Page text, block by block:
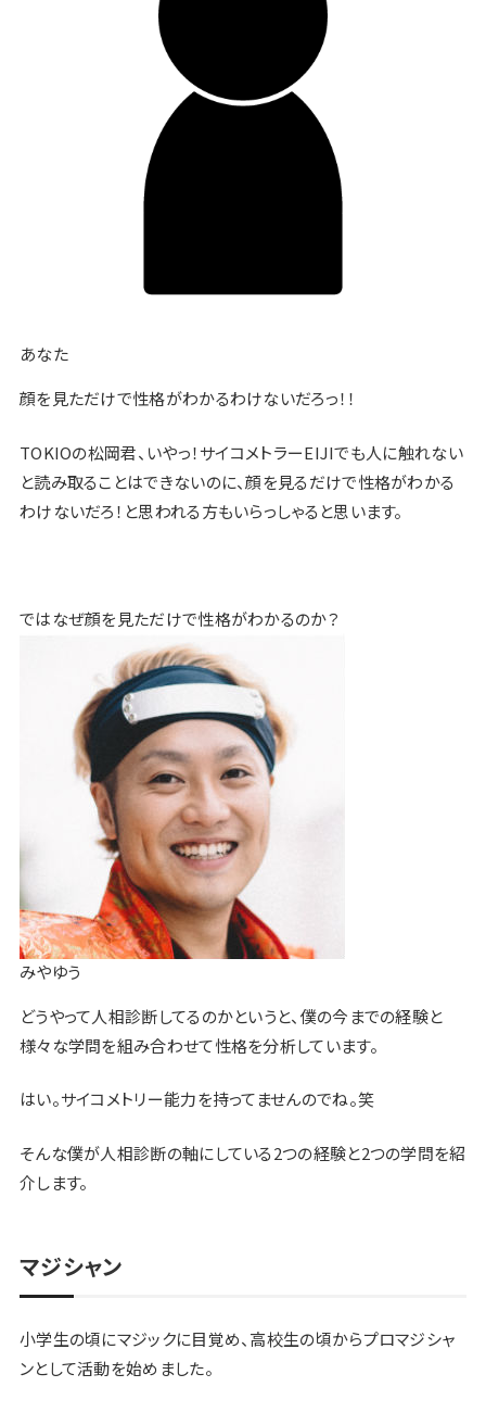
あなた
顔を見ただけで性格がわかるわけないだろっ！！
TOKIOの松岡君、いやっ！サイコメトラーEIJIでも人に触れない
と読み取ることはできないのに、顔を見るだけで性格がわかる
わけないだろ！と思われる方もいらっしゃると思います。
ではなぜ顔を見ただけで性格がわかるのか？
みやゆう
どうやって人相診断してるのかというと、僕の今までの経験と
様々な学問を組み合わせて性格を分析しています。
はい。サイコメトリー能力を持ってませんのでね。笑
そんな僕が人相診断の軸にしている2つの経験と2つの学問を紹
介します。
マジシャン
小学生の頃にマジックに目覚め、高校生の頃からプロマジシャ
ンとして活動を始めました。